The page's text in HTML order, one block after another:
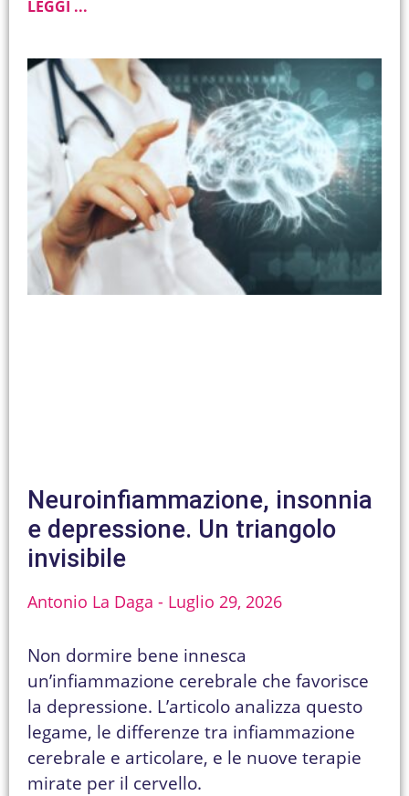
LEGGI ...
Neuroinfiammazione, insonnia
e depressione. Un triangolo
invisibile
Antonio La Daga Luglio 29, 2026
Non dormire bene innesca
un’infiammazione cerebrale che favorisce
la depressione. L’articolo analizza questo
legame, le differenze tra infiammazione
cerebrale e articolare, e le nuove terapie
mirate per il cervello.